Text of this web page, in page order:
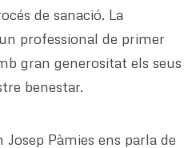
de sanació. La
professional de primer
gran generositat els seus
benestar.
Josep Pàmies ens parla de